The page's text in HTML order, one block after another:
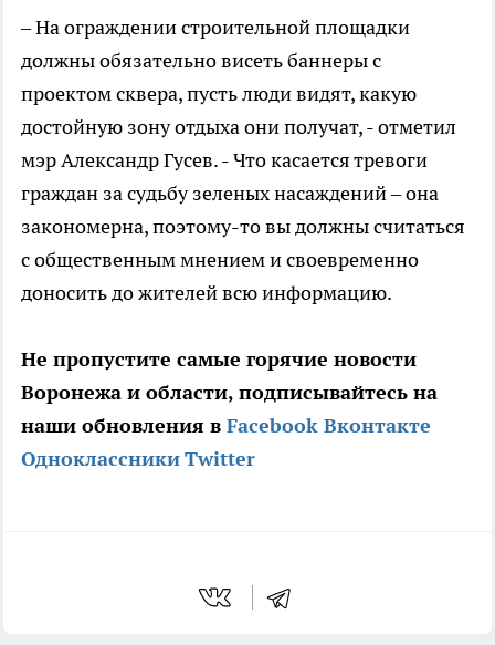
– На ограждении строительной площадки
должны обязательно висеть баннеры с
проектом сквера, пусть люди видят, какую
достойную зону отдыха они получат, - отметил
мэр Александр Гусев. - Что касается тревоги
граждан за судьбу зеленых насаждений – она
закономерна, поэтому-то вы должны считаться
с общественным мнением и своевременно
доносить до жителей всю информацию.
Не пропустите самые горячие новости
Воронежа и области, подписывайтесь на
наши обновления в Facebook Вконтакте
ОдноклассникиTwitter